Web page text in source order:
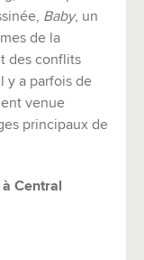
Baby, un
de la
des conflits
y a parfois de
venue
principaux de
à Central